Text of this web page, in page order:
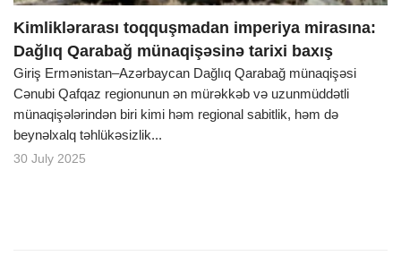
Kimliklərarası toqquşmadan imperiya mirasına:
Dağlıq Qarabağ münaqişəsinə tarixi baxış
Giriş Ermənistan–Azərbaycan Dağlıq Qarabağ münaqişəsi
Cənubi Qafqaz regionunun ən mürəkkəb və uzunmüddətli
münaqişələrindən biri kimi həm regional sabitlik, həm də
beynəlxalq təhlükəsizlik...
30 July 2025